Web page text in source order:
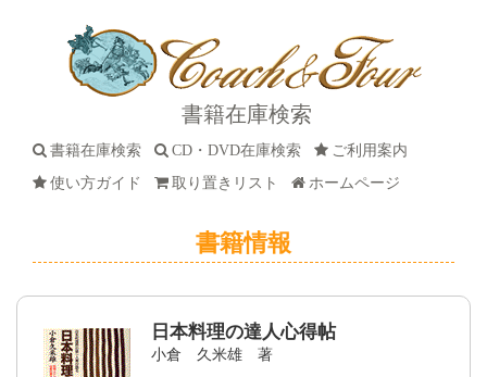
書籍在庫検索
書籍在庫検索 CD・DVD在庫検索
ご利用案内
使い方ガイド
取り置きリスト ホームページ
書籍情報
日本料理の達人心得帖
小倉 久米雄 著